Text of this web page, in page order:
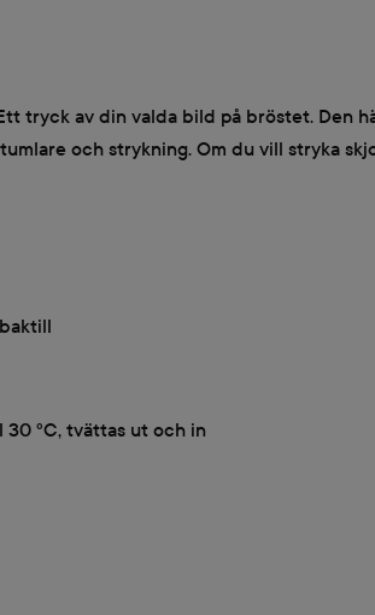
tryck av din valda bild på bröstet. Den
och strykning. Om du vill stryka
°C, tvättas ut och in